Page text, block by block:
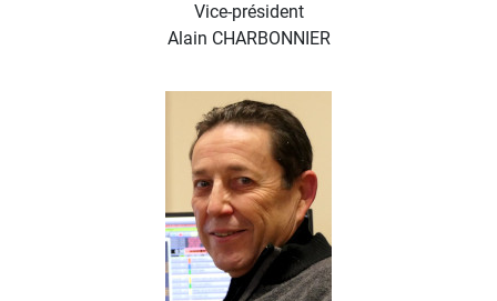
Vice-président
Alain CHARBONNIER